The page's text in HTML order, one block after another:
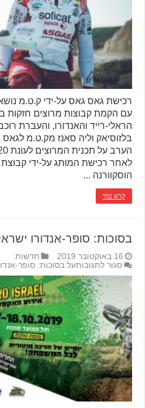
רכישת גאס גאס על-ידי ק.ט.מ
עם הקמת קבוצות מרוצים חזקות
הראלי-רייד והאנדורו, והעברת
בלזוסיאק וליה סאנז מק.ט.מ
לאחר רכישת המותג על-ידי
הוסקוורנה ...
קרא עוד
בסוכות: סופר-אנדורו
16 באוקטובר 2019
חדשות
סגור לתגובותעל בסוכות: סופר-